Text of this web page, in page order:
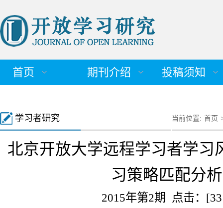
首页 期刊介绍 投稿须知
学习者研究 当前位置: 首页
北京开放大学远程学习者学习
习策略匹配分析
2015年第2期 点击：[